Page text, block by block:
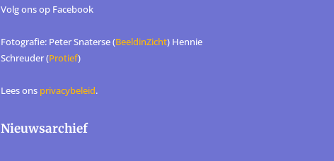
Volg ons op Facebook
Fotografie: Peter Snaterse (BeeldinZicht) Hennie
Schreuder (Protief)
Lees ons privacybeleid.
Nieuwsarchief